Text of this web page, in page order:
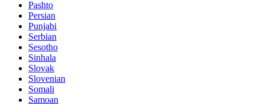
Pashto
Persian
Punjabi
Serbian
Sesotho
Sinhala
Slovak
Slovenian
Somali
Samoan